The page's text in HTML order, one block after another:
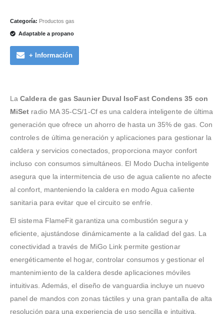
Categoría: Productos gas
Adaptable a propano
+ Información
LaCaldera de gas Saunier Duval IsoFast Condens 35 con
MiSet radio MA 35-CS/1-Cf es una caldera inteligente de última
generación que ofrece un ahorro de hasta un 35% de gas. Con
controles de última generación y aplicaciones para gestionar la
caldera y servicios conectados, proporciona mayor confort
incluso con consumos simultáneos. El Modo Ducha inteligente
asegura que la intermitencia de uso de agua caliente no afecte
al confort, manteniendo la caldera en modo Agua caliente
sanitaria para evitar que el circuito se enfríe.
El sistema FlameFit garantiza una combustión segura y
eficiente, ajustándose dinámicamente a la calidad del gas. La
conectividad a través de MiGo Link permite gestionar
energéticamente el hogar, controlar consumos y gestionar el
mantenimiento de la caldera desde aplicaciones móviles
intuitivas. Además, el diseño de vanguardia incluye un nuevo
panel de mandos con zonas táctiles y una gran pantalla de alta
resolución para una experiencia de uso sencilla e intuitiva.